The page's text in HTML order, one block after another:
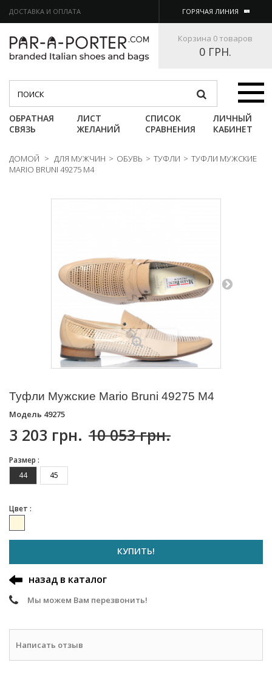
ДОСТАВКА И ОПЛАТА ГОРЯЧАЯ ЛИНИЯ
Корзина 0 товаров
0 ГРН.
Категории
ОБРАТНАЯ
СВЯЗЬ
ЛИСТ
ЖЕЛАНИЙ
СПИСОК
СРАВНЕНИЯ
ЛИЧНЫЙ
КАБИНЕТ
ДОМОЙ > ДЛЯ МУЖЧИН > ОБУВЬ > ТУФЛИ > ТУФЛИ МУЖСКИЕ
MARIO BRUNI 49275 M4
Туфли Мужские Mario Bruni 49275 M4
Модель 49275
3 203 грн. 10 053 грн.
Размер :
44
45
Цвет :
КУПИТЬ!
назад в каталог
Мы можем Вам перезвонить!
Написать отзыв